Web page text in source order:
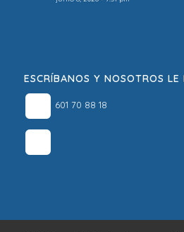
ESCRÍBANOS Y NOSOTROS LE
601 70 88 18